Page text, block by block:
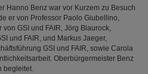
Hanno Benz war vor Kurzem zu Besuch
er von Professor Paolo Giubellino,
GSI und FAIR, Jörg Blaurock,
und FAIR, und Markus Jaeger,
GSI und FAIR, sowie Carola
Oberbürgermeister Benz
begleitet.